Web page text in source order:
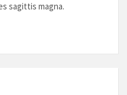
sagittis magna.